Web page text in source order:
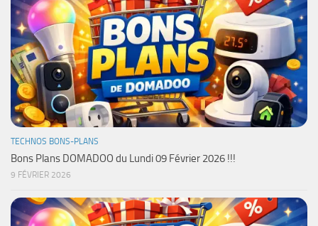
TECHNOS BONS-PLANS
Bons Plans DOMADOO du Lundi 09 Février 2026 !!!
9 FÉVRIER 2026